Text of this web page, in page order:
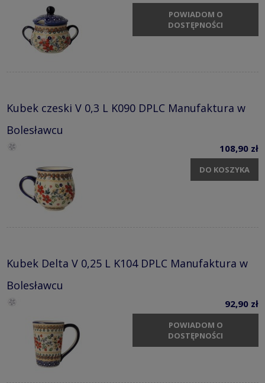
POWIADOM O
DOSTĘPNOŚCI
Kubek czeski V 0,3 L K090 DPLC Manufaktura w
Bolesławcu
108,90 zł
DO KOSZYKA
Kubek Delta V 0,25 L K104 DPLC Manufaktura w
Bolesławcu
92,90 zł
POWIADOM O
DOSTĘPNOŚCI